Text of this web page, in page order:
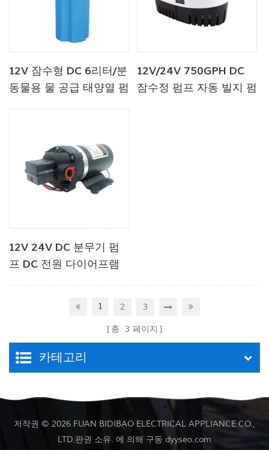
12V 잠수형 DC 6리터/분
동물용 물 공급 태양열 펌
12V/24V 750GPH DC
잠수정 펌프 자동 빌지 펌
12V 24V DC 분무기 펌
프 DC 전원 다이어프램
1 2 3
총 3 페이지
카테고리
저작권 © 2026 FUAN BIDIBAO ELECTRICAL APPLIANCE CO.,
LTD.판권 소유. 에 의해 구동 dyyseo.com